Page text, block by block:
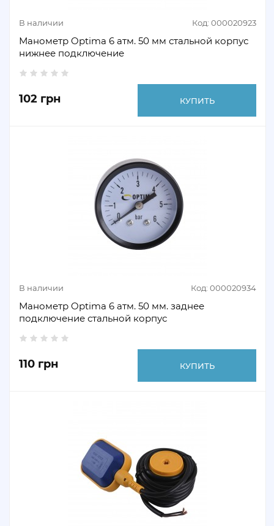
В наличии Код: 000020923
Манометр Optima 6 атм. 50 мм стальной корпус
нижнее подключение
102 грн КУПИТЬ
В наличии Код: 000020934
Манометр Optima 6 атм. 50 мм. заднее
подключение стальной корпус
110 грн КУПИТЬ